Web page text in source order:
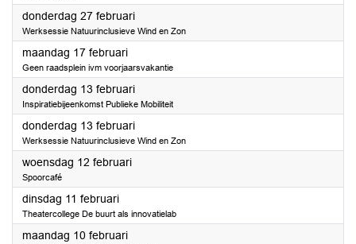
donderdag 27 februari2025
Werksessie Natuurinclusieve Wind en Zon
maandag 17 februari2025
Geen raadsplein ivm voorjaarsvakantie
donderdag 13 februari2025
Inspiratiebijeenkomst Publieke Mobiliteit
donderdag 13 februari2025
Werksessie Natuurinclusieve Wind en Zon
woensdag 12 februari2025
Spoorcafé
dinsdag 11 februari2025
Theatercollege De buurt als innovatielab
maandag 10 februari2025